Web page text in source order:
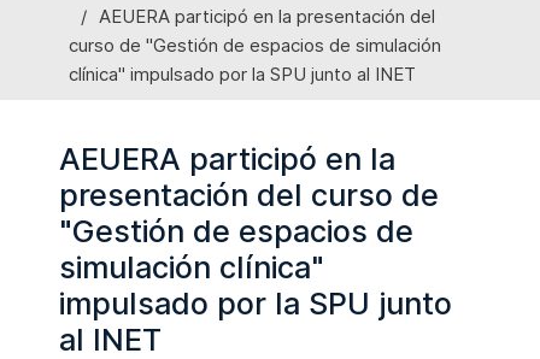
AEUERA participó en la presentación del
curso de "Gestión de espacios de simulación
clínica" impulsado por la SPU junto al INET
AEUERA participó en la
presentación del curso de
"Gestión de espacios de
simulación clínica"
impulsado por la SPU junto
al INET